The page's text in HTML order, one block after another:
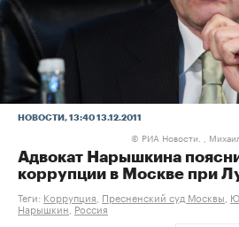
НОВОСТИ , 13:40 13.12.2011
© РИА Новости. ,
Адвокат Нарышкина
коррупции в Москве при
Теги: Коррупция Пресненский суд Москвы
Нарышкин,Россия